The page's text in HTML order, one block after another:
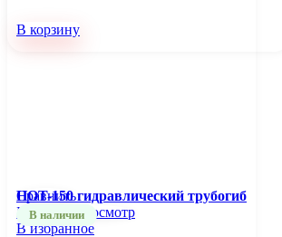
В корзину
Сравнить
Быстрый просмотр
В избранное
HOT-150 гидравлический трубогиб
В наличии